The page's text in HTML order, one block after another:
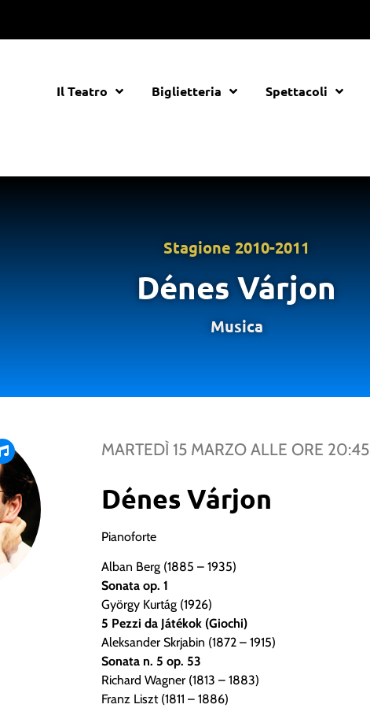
Il Teatro Biglietteria Spettacoli
Stagione 2010-2011
Dénes Várjon
Musica
MARTEDÌ 15 MARZO ALLE ORE 20:45
Dénes Várjon
Pianoforte
Alban Berg (1885 – 1935)
Sonata op. 1
György Kurtág (1926)
5 Pezzi da Játékok (Giochi)
Aleksander Skrjabin (1872 – 1915)
Sonata n. 5 op. 53
Richard Wagner (1813 – 1883)
Franz Liszt (1811 – 1886)